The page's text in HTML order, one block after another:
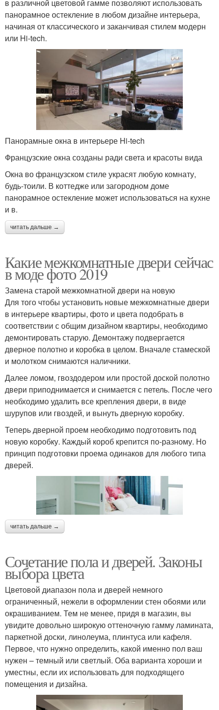
в различной цветовой гамме позволяют использовать
панорамное остекление в любом дизайне интерьера,
начиная от классического и заканчивая стилем модерн
или Hi-tech.
Панорамные окна в интерьере Hi-tech
Французские окна созданы ради света и красоты вида
Окна во французском стиле украсят любую комнату,
будь-тоили. В коттедже или загородном доме
панорамное остекление может использоваться на кухне
и в.
читать дальше →
Какие межкомнатные двери сейчас
в моде фото 2019
Замена старой межкомнатной двери на новую
Для того чтобы установить новые межкомнатные двери
в интерьере квартиры, фото и цвета подобрать в
соответствии с общим дизайном квартиры, необходимо
демонтировать старую. Демонтажу подвергается
дверное полотно и коробка в целом. Вначале стамеской
и молотком снимаются наличники.
Далее ломом, гвоздодером или простой доской полотно
двери приподнимается и снимается с петель. После чего
необходимо удалить все крепления двери, в виде
шурупов или гвоздей, и вынуть дверную коробку.
Теперь дверной проем необходимо подготовить под
новую коробку. Каждый короб крепится по-разному. Но
принцип подготовки проема одинаков для любого типа
дверей.
читать дальше →
Сочетание пола и дверей. Законы
выбора цвета
Цветовой диапазон пола и дверей немного
ограниченный, нежели в оформлении стен обоями или
окрашиванием. Тем не менее, придя в магазин, вы
увидите довольно широкую оттеночную гамму ламината,
паркетной доски, линолеума, плинтуса или кафеля.
Первое, что нужно определить, какой именно пол ваш
нужен – темный или светлый. Оба варианта хороши и
уместны, если их использовать для подходящего
помещения и дизайна.